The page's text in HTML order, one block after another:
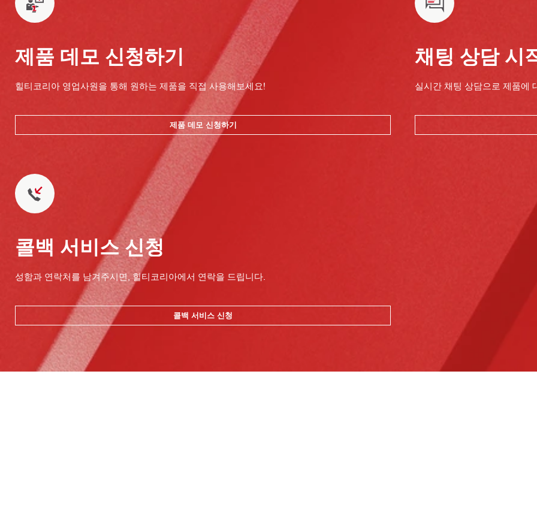
제품 데모 신청하기
힐티코리아 영업사원을 통해 원하는 제품을 직접 사용해보세요!
제품 데모 신청하기
채팅 상담 시
실시간 채팅 상담으로 제품에
콜백 서비스 신청
성함과 연락처를 남겨주시면, 힐티코리아에서 연락을 드립니다.
콜백 서비스 신청